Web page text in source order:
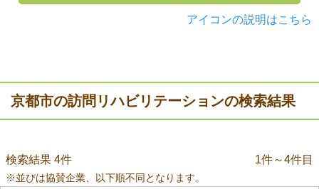
アイコンの説明はこちら
京都市の訪問リハビリテーションの検索結果
検索結果 4件 1件～4件目
※並びは協賛企業、以下順不同となります。